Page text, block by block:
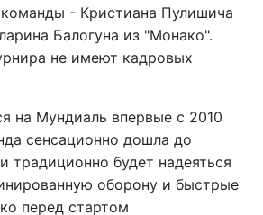
- Кристиана Пулишича
Балогуна из "Монако".
не имеют кадровых
на Мундиаль впервые с 2010
сенсационно дошла до
традиционно будет надеяться
оборону и быстрые
перед стартом